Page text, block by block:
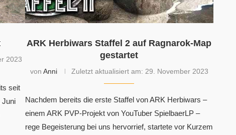
2023
seit
Juni
ARK Herbiwars Staffel 2 auf Ragnarok-Map
gestartet
von Anni Zuletzt aktualisiert am: 29. November 2023
Nachdem bereits die erste Staffel von ARK Herbiwars –
einem ARK PVP-Projekt von YouTuber SpielbaerLP –
rege Begeisterung bei uns hervorrief, startete vor Kurzem